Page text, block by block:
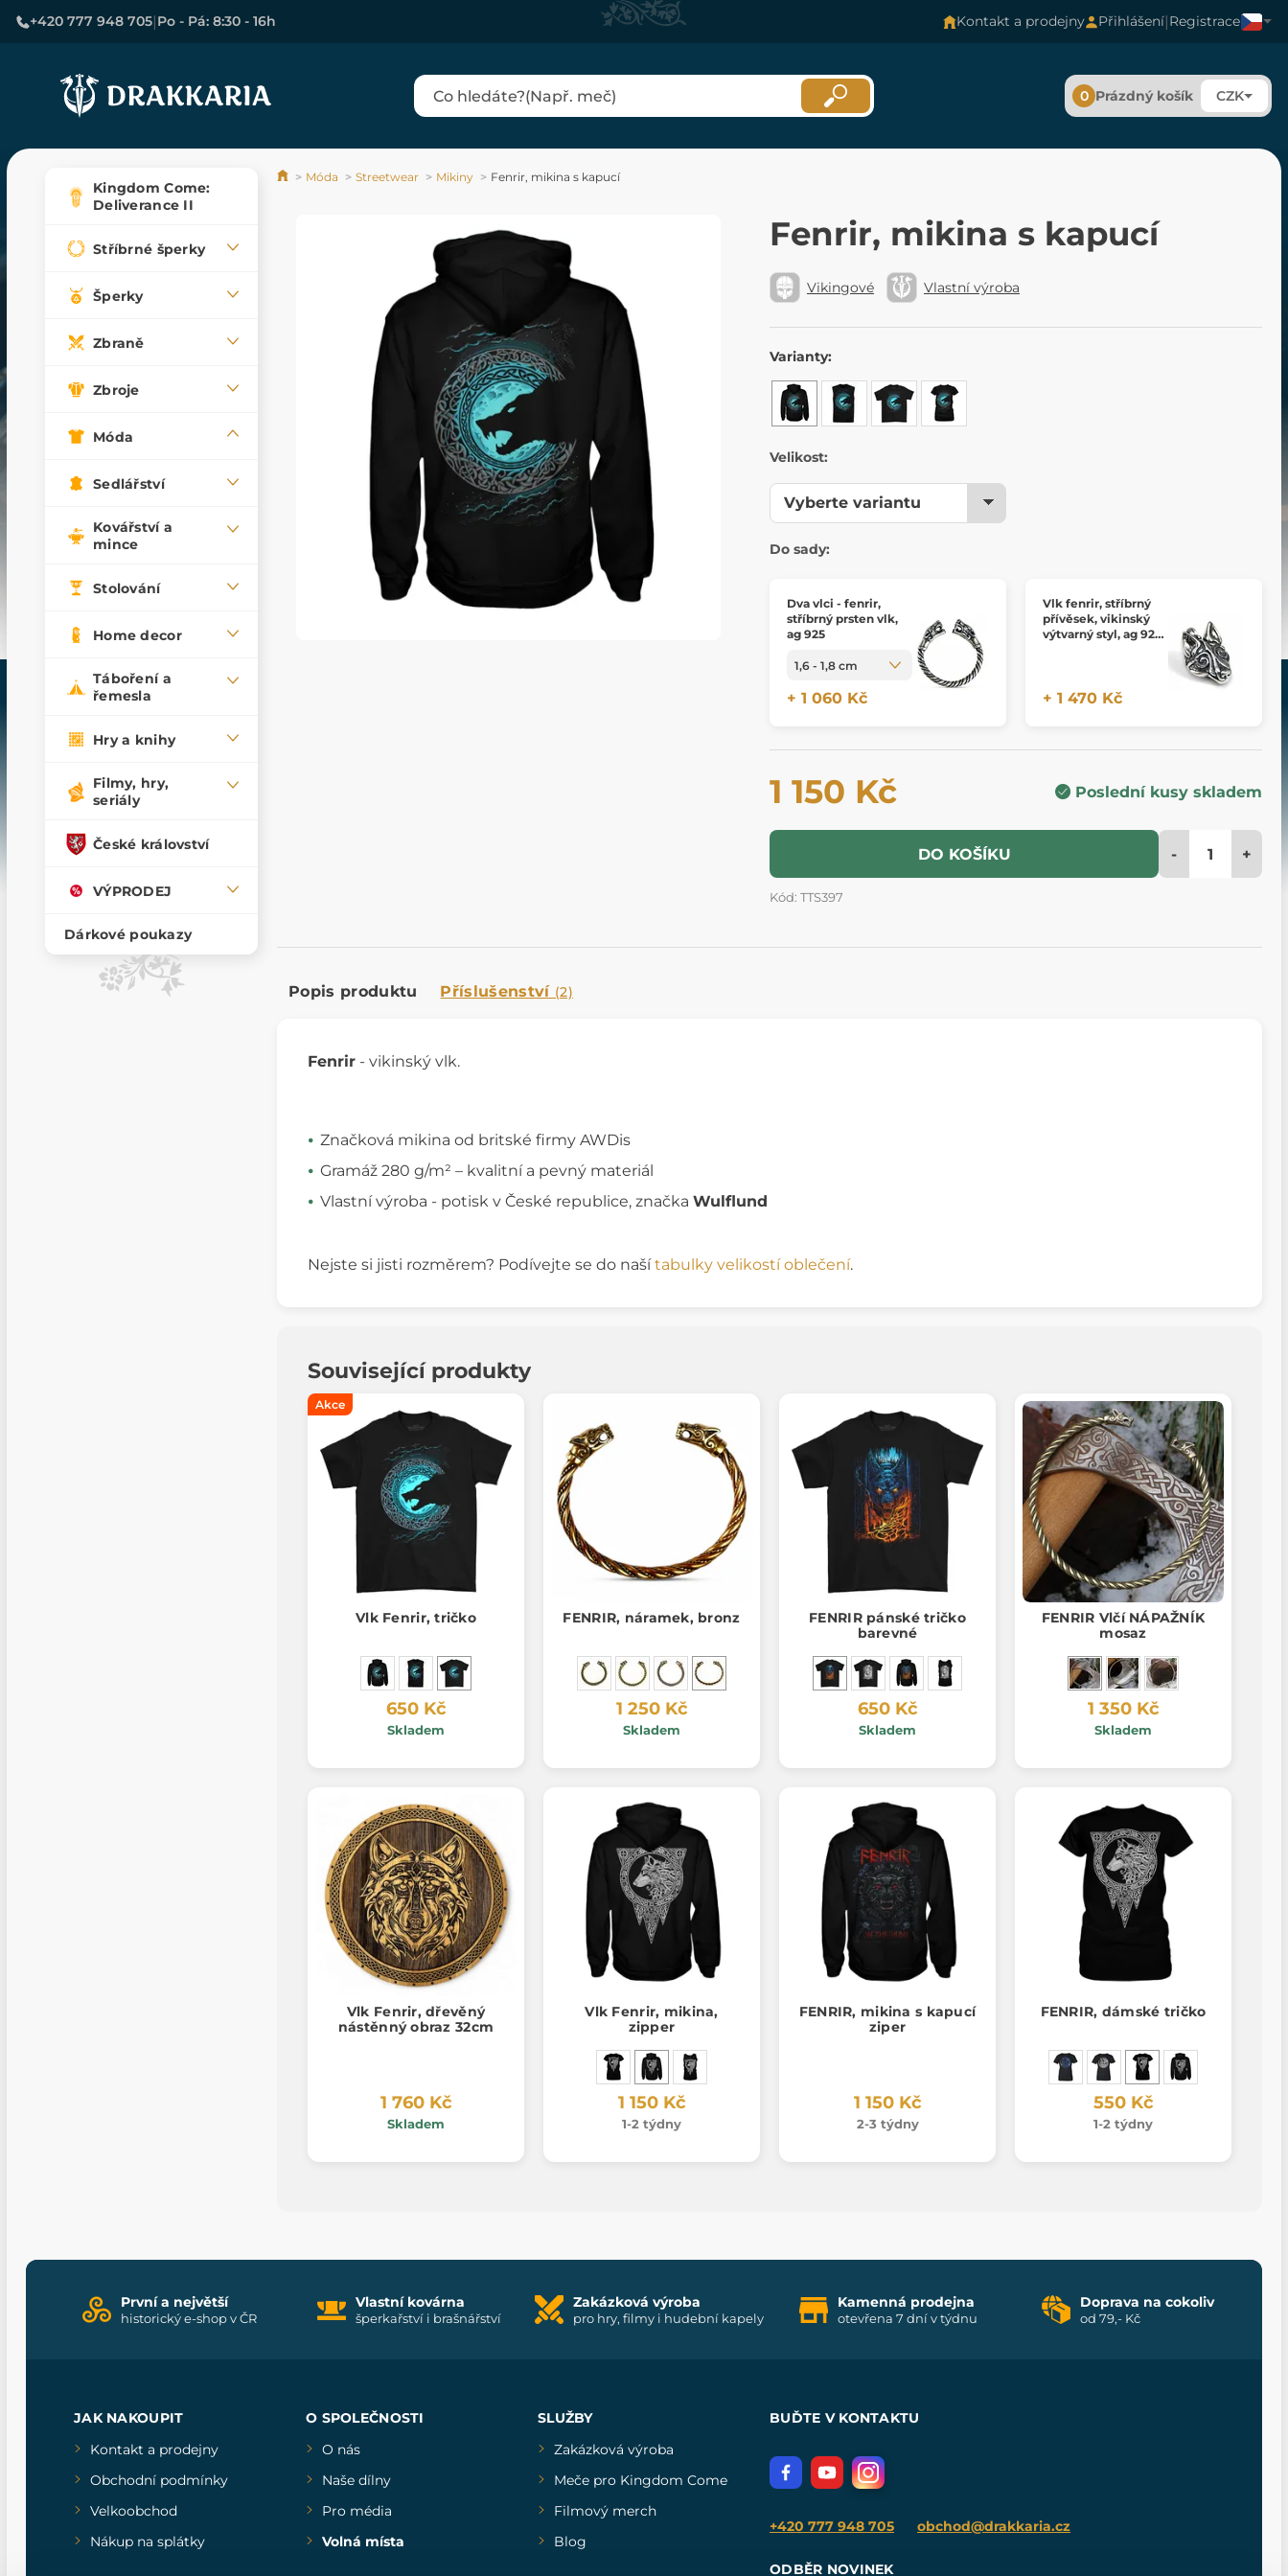
+420 777 948 705|Po - Pá: 8:30 - 16h Kontakt a prodejny Přihlášení|Registrace
0 Prázdný košík CZK
Kingdom Come:
Deliverance II
Stříbrné šperky
Šperky
Zbraně
Zbroje
Móda
Sedlářství
Kovářství a
mince
Stolování
Home decor
Táboření a
řemesla
Hry a knihy
Filmy, hry,
seriály
České království
VÝPRODEJ
Dárkové poukazy
Móda Streetwear Mikiny Fenrir, mikina s kapucí
Fenrir, mikina s kapucí
Vikingové Vlastní výroba
Varianty:
Velikost:
Do sady:
Dva vlci - fenrir,
stříbrný prsten vlk,
ag 925
+ 1 060 Kč
Vlk fenrir, stříbrný
přívěsek, vikinský
výtvarný styl, ag 925
+ 1 470 Kč
1 150 Kč Poslední kusy skladem
DO KOŠÍKU - +
Kód: TTS397
Popis produktu Příslušenství (2)
Fenrir - vikinský vlk.
Značková mikina od britské firmy AWDis
Gramáž 280 g/m² – kvalitní a pevný materiál
Vlastní výroba - potisk v České republice, značka Wulflund
Nejste si jisti rozměrem? Podívejte se do našítabulky velikostí oblečení.
Související produkty
Akce
Vlk Fenrir, tričko
650 Kč
Skladem
FENRIR, náramek, bronz
1 250 Kč
Skladem
FENRIR pánské tričko
barevné
650 Kč
Skladem
FENRIR Vlčí NÁPAŽNÍK
mosaz
1 350 Kč
Skladem
Vlk Fenrir, dřevěný
nástěnný obraz 32cm
1 760 Kč
Skladem
Vlk Fenrir, mikina,
zipper
1 150 Kč
1-2 týdny
FENRIR, mikina s kapucí
ziper
1 150 Kč
2-3 týdny
FENRIR, dámské tričko
550 Kč
1-2 týdny
První a největší
historický e-shop v ČR
Vlastní kovárna
šperkařství i brašnářství
Zakázková výroba
pro hry, filmy i hudební kapely
Kamenná prodejna
otevřena 7 dní v týdnu
Doprava na cokoliv
od 79,- Kč
JAK NAKOUPIT
Kontakt a prodejny
Obchodní podmínky
Velkoobchod
Nákup na splátky
O SPOLEČNOSTI
O nás
Naše dílny
Pro média
Volná místa
SLUŽBY
Zakázková výroba
Meče pro Kingdom Come
Filmový merch
Blog
BUĎTE V KONTAKTU
+420 777 948 705 obchod@drakkaria.cz
ODBĚR NOVINEK